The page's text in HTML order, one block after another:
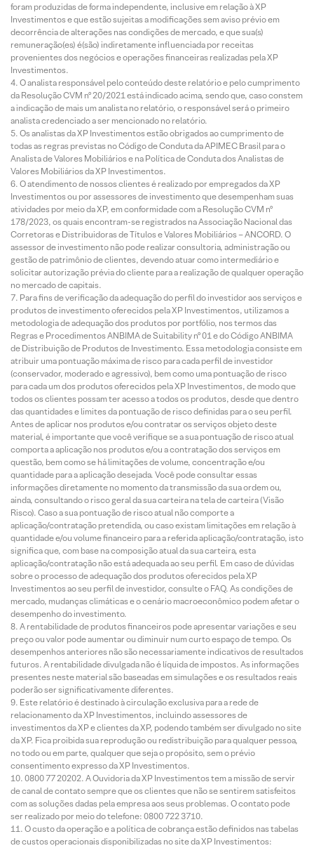
foram produzidas de forma independente, inclusive em relação à XP
Investimentos e que estão sujeitas a modificações sem aviso prévio em
decorrência de alterações nas condições de mercado, e que sua(s)
remuneração(es) é(são) indiretamente influenciada por receitas
provenientes dos negócios e operações financeiras realizadas pela XP
Investimentos.
O analista responsável pelo conteúdo deste relatório e pelo cumprimento
da Resolução CVM nº 20/2021 está indicado acima, sendo que, caso constem
a indicação de mais um analista no relatório, o responsável será o primeiro
analista credenciado a ser mencionado no relatório.
Os analistas da XP Investimentos estão obrigados ao cumprimento de
todas as regras previstas no Código de Conduta da APIMEC Brasil para o
Analista de Valores Mobiliários e na Política de Conduta dos Analistas de
Valores Mobiliários da XP Investimentos.
O atendimento de nossos clientes é realizado por empregados da XP
Investimentos ou por assessores de investimento que desempenham suas
atividades por meio da XP, em conformidade com a Resolução CVM nº
178/2023, os quais encontram-se registrados na Associação Nacional das
Corretoras e Distribuidoras de Títulos e Valores Mobiliários – ANCORD. O
assessor de investimento não pode realizar consultoria, administração ou
gestão de patrimônio de clientes, devendo atuar como intermediário e
solicitar autorização prévia do cliente para a realização de qualquer operação
no mercado de capitais.
Para fins de verificação da adequação do perfil do investidor aos serviços e
produtos de investimento oferecidos pela XP Investimentos, utilizamos a
metodologia de adequação dos produtos por portfólio, nos termos das
Regras e Procedimentos ANBIMA de Suitability nº 01 e do Código ANBIMA
de Distribuição de Produtos de Investimento. Essa metodologia consiste em
atribuir uma pontuação máxima de risco para cada perfil de investidor
(conservador, moderado e agressivo), bem como uma pontuação de risco
para cada um dos produtos oferecidos pela XP Investimentos, de modo que
todos os clientes possam ter acesso a todos os produtos, desde que dentro
das quantidades e limites da pontuação de risco definidas para o seu perfil.
Antes de aplicar nos produtos e/ou contratar os serviços objeto deste
material, é importante que você verifique se a sua pontuação de risco atual
comporta a aplicação nos produtos e/ou a contratação dos serviços em
questão, bem como se há limitações de volume, concentração e/ou
quantidade para a aplicação desejada. Você pode consultar essas
informações diretamente no momento da transmissão da sua ordem ou,
ainda, consultando o risco geral da sua carteira na tela de carteira (Visão
Risco). Caso a sua pontuação de risco atual não comporte a
aplicação/contratação pretendida, ou caso existam limitações em relação à
quantidade e/ou volume financeiro para a referida aplicação/contratação, isto
significa que, com base na composição atual da sua carteira, esta
aplicação/contratação não está adequada ao seu perfil. Em caso de dúvidas
sobre o processo de adequação dos produtos oferecidos pela XP
Investimentos ao seu perfil de investidor, consulte o FAQ. As condições de
mercado, mudanças climáticas e o cenário macroeconômico podem afetar o
desempenho do investimento.
A rentabilidade de produtos financeiros pode apresentar variações e seu
preço ou valor pode aumentar ou diminuir num curto espaço de tempo. Os
desempenhos anteriores não são necessariamente indicativos de resultados
futuros. A rentabilidade divulgada não é líquida de impostos. As informações
presentes neste material são baseadas em simulações e os resultados reais
poderão ser significativamente diferentes.
Este relatório é destinado à circulação exclusiva para a rede de
relacionamento da XP Investimentos, incluindo assessores de
investimentos da XP e clientes da XP, podendo também ser divulgado no site
da XP. Fica proibida sua reprodução ou redistribuição para qualquer pessoa,
no todo ou em parte, qualquer que seja o propósito, sem o prévio
consentimento expresso da XP Investimentos.
0800 77 20202. A Ouvidoria da XP Investimentos tem a missão de servir
de canal de contato sempre que os clientes que não se sentirem satisfeitos
com as soluções dadas pela empresa aos seus problemas. O contato pode
ser realizado por meio do telefone: 0800 722 3710.
O custo da operação e a política de cobrança estão definidos nas tabelas
de custos operacionais disponibilizadas no site da XP Investimentos: